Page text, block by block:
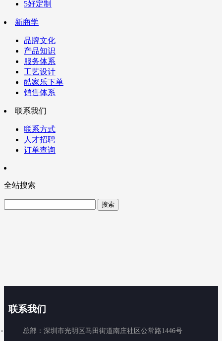
5好定制
新商学
品牌文化
产品知识
服务体系
工艺设计
酷家乐下单
销售体系
联系我们
联系方式
人才招聘
订单查询
全站搜索
联系我们
总部：深圳市光明区马田街道南庄社区公常路1446号